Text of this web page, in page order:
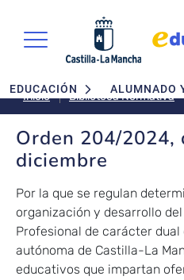
Navegación principal
EDUCACIÓN ALUMNADO
Inicio Biblioteca Normativa
Orden 204/2024,
diciembre
Por la que se regulan
organización y desarrollo
Profesional de carácter dual
autónoma de Castilla-La
educativos que impartan